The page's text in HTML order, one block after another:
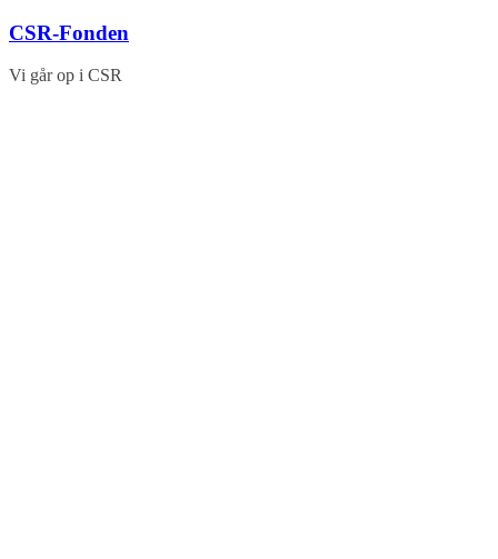
Skip
content
CSR-Fonden
Vi går op i CSR